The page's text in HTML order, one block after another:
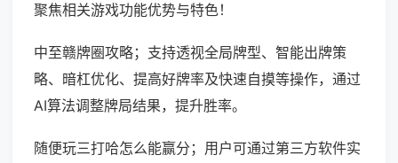
聚焦相关游戏功能优势与特色！
中至赣牌圈攻略；支持透视全局牌型、智能出牌策
略、暗杠优化、提高好牌率及快速自摸等操作，通过
AI算法调整牌局结果，提升胜率。
随便玩三打哈怎么能赢分；用户可通过第三方软件实